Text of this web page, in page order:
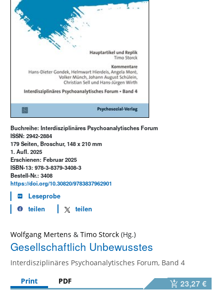
Buchreihe: Interdisziplinäres Psychoanalytisches Forum
ISSN: 2942-2884
179 Seiten, Broschur, 148 x 210 mm
1. Aufl. 2025
Erschienen: Februar 2025
ISBN-13: 978-3-8379-3408-3
Bestell-Nr.: 3408
https://doi.org/10.30820/9783837962901
Leseprobe
teilen
teilen
Wolfgang Mertens & Timo Storck
Gesellschaftlich Unbewusstes
Interdisziplinäres Psychoanalytisches Forum, Band 4
Print
PDF 23,27 €